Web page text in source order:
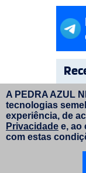
por
©
A PEDRA AZUL
tecnologias
experiência, de
Privacidade e, ao
com estas